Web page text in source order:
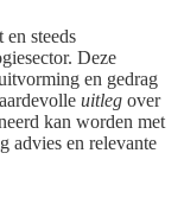
steeds
Deze
en gedrag
uitleg over
kan worden met
advies en relevante